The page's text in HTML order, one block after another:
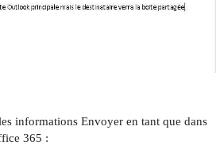
informations Envoyer en tant que dans
365 :